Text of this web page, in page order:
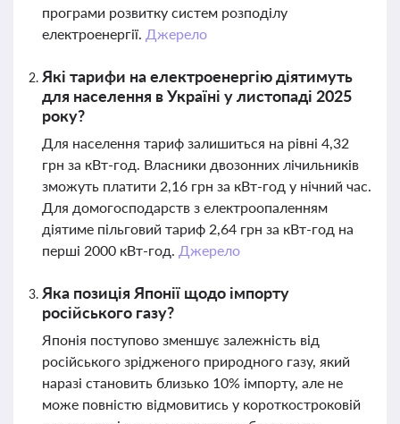
програми розвитку систем розподілу
електроенергії. Джерело
Які тарифи на електроенергію діятимуть
для населення в Україні у листопаді 2025
року?
Для населення тариф залишиться на рівні 4,32
грн за кВт-год. Власники двозонних лічильників
зможуть платити 2,16 грн за кВт-год у нічний час.
Для домогосподарств з електроопаленням
діятиме пільговий тариф 2,64 грн за кВт-год на
перші 2000 кВт-год. Джерело
Яка позиція Японії щодо імпорту
російського газу?
Японія поступово зменшує залежність від
російського зрідженого природного газу, який
наразі становить близько 10% імпорту, але не
може повністю відмовитись у короткостроковій